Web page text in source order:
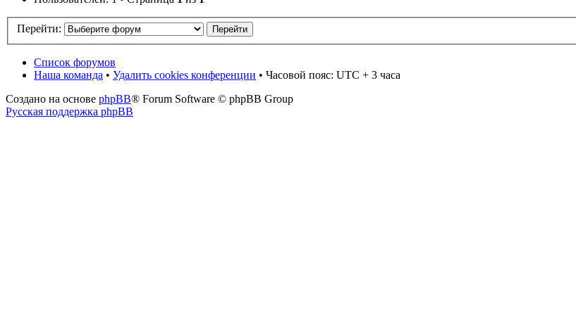
Перейти:
Список форумов
Наша команда • Удалить cookies конференции • Часовой пояс: UTC + 3 часа
Создано на основе phpBB® Forum Software © phpBB Group
Русская поддержка phpBB